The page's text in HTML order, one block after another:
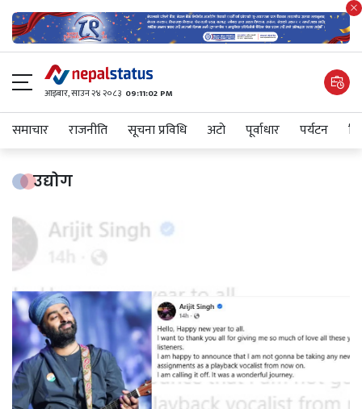
आइबार​, साउन २४ २०८३ 09:11:03 PM
समाचार राजनीति सूचना प्रविधि अटाे पूर्वाधार पर्यटन
उद्योग